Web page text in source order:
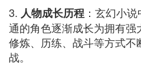
3. 人物成长历程 ：玄幻小
通的角色逐渐成长为拥有
修炼、历练、战斗等方式
战。